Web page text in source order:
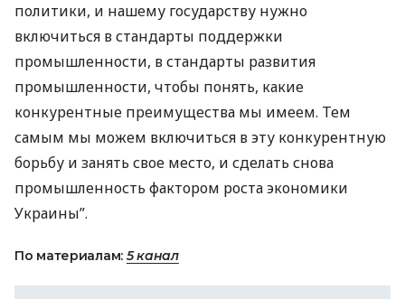
политики, и нашему государству нужно
включиться в стандарты поддержки
промышленности, в стандарты развития
промышленности, чтобы понять, какие
конкурентные преимущества мы имеем. Тем
самым мы можем включиться в эту конкурентную
борьбу и занять свое место, и сделать снова
промышленность фактором роста экономики
Украины”.
По материалам: 5 канал